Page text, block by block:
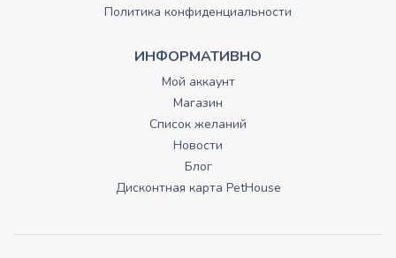
Политика конфиденциальности
ИНФОРМАТИВНО
Мой аккаунт
Магазин
Список желаний
Новости
Блог
Дисконтная карта PetHouse